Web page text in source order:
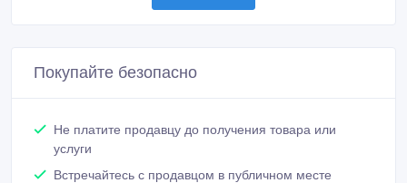
Покупайте безопасно
Не платите продавцу до получения товара или
услуги
Встречайтесь с продавцом в публичном месте